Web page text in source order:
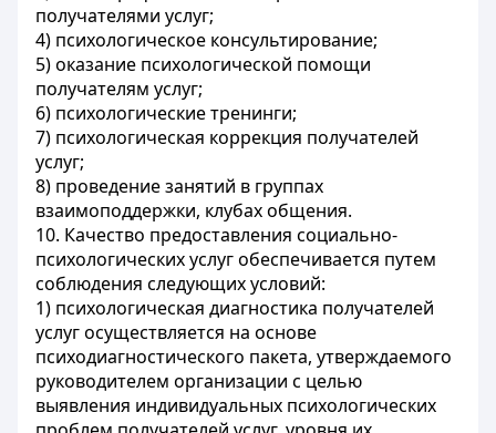
получателями услуг;
4) психологическое консультирование;
5) оказание психологической помощи
получателям услуг;
6) психологические тренинги;
7) психологическая коррекция получателей
услуг;
8) проведение занятий в группах
взаимоподдержки, клубах общения.
10. Качество предоставления социально-
психологических услуг обеспечивается путем
соблюдения следующих условий:
1) психологическая диагностика получателей
услуг осуществляется на основе
психодиагностического пакета, утверждаемого
руководителем организации с целью
выявления индивидуальных психологических